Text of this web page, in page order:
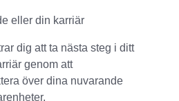
eller din karriär
dig att ta nästa steg i ditt
genom att
över dina nuvarande